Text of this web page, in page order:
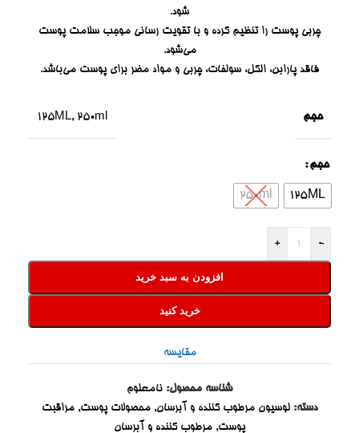
شود.
چربی پوست را تنظیم کرده و با تقویت رسانی موجب سلامت پوست
می‌شود.
فاقد پارابن، الکل، سولفات، چربی و مواد مضر برای پوست می‌باشد.
حجم 125ML, 250ml
حجم
125ML
250ml
-
+
افزودن به سبد خرید
خرید کنید
مقایسه
شناسه محصول: نامعلوم
دسته: لوسیون مرطوب کننده و آبرسان, محصولات پوست, مراقبت
پوست, مرطوب کننده و آبرسان